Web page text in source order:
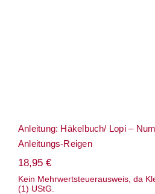
Anleitung: Häkelbuch/ Lopi –
Anleitungs-Reigen
18,95 €
Kein Mehrwertsteuerausweis, da
(1) UStG.